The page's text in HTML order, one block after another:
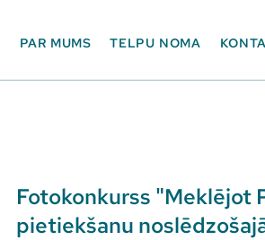
PAR MUMS TELPU NOMA
Fotokonkurss "Meklējot
pietiekšanu